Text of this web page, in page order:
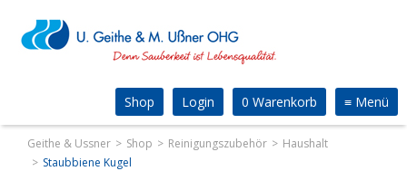
≡ Menü
0 Warenkorb
Login
Shop
Geithe & Ussner Shop Reinigungszubehör
Haushalt
Staubbiene Kugel